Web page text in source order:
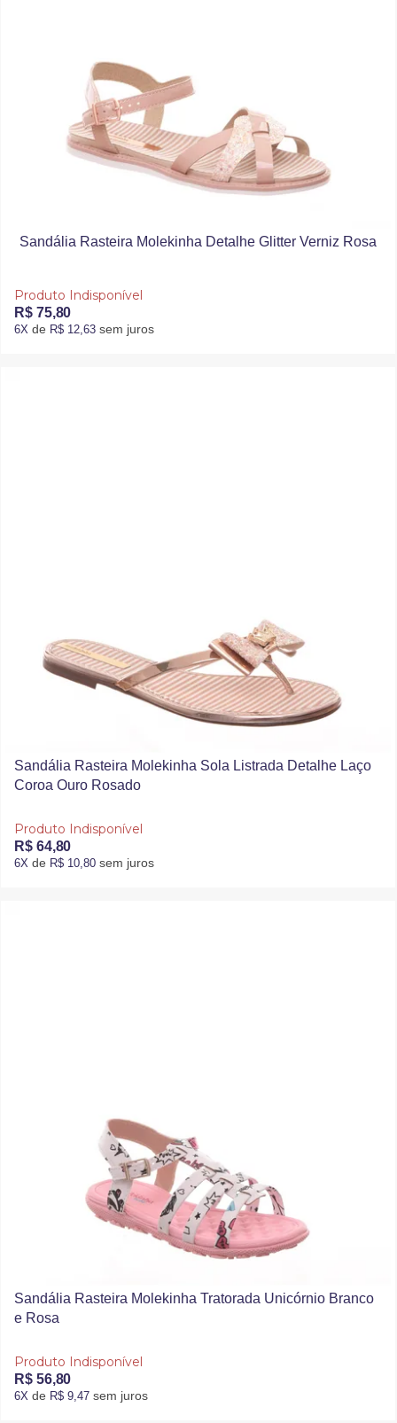
Sandália Rasteira Molekinha Detalhe Glitter Verniz Rosa
Produto Indisponível
R$ 75,80
6X de R$ 12,63 sem juros
Sandália Rasteira Molekinha Sola Listrada Detalhe Laço
Coroa Ouro Rosado
Produto Indisponível
R$ 64,80
6X de R$ 10,80 sem juros
Sandália Rasteira Molekinha Tratorada Unicórnio Branco
e Rosa
Produto Indisponível
R$ 56,80
6X de R$ 9,47 sem juros